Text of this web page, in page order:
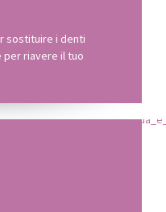
sostituire i denti
per riavere il tuo